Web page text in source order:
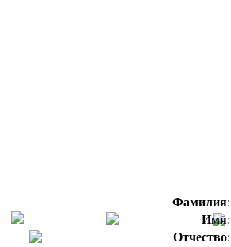
Фамилия:
Имя:
Отчество: